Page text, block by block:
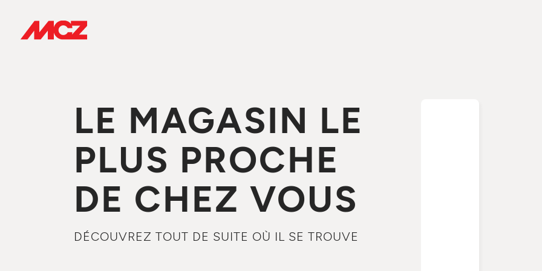
LE MAGASIN LE
PLUS PROCHE
DE CHEZ VOUS
DÉCOUVREZ TOUT DE SUITE OÙ IL SE TROUVE